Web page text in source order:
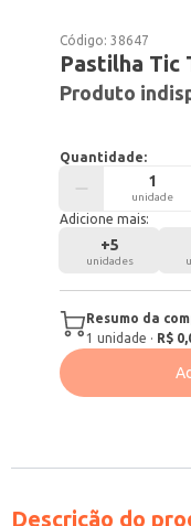
Código:38647
Pastilha Tic
Produto
Quantidade:
unidade
Adicione mais:
+5
unidades
Resumo da
1 unidade · R$
Descrição do